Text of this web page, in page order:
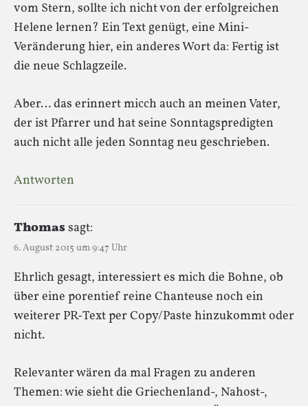
vom Stern, sollte ich nicht von der erfolgreichen
Helene lernen? Ein Text genügt, eine Mini-
Veränderung hier, ein anderes Wort da: Fertig ist
die neue Schlagzeile.
Aber… das erinnert micch auch an meinen Vater,
der ist Pfarrer und hat seine Sonntagspredigten
auch nicht alle jeden Sonntag neu geschrieben.
Antworten
Thomassagt:
6. August 2015 um 9:47 Uhr
Ehrlich gesagt, interessiert es mich die Bohne, ob
über eine porentief reine Chanteuse noch ein
weiterer PR-Text per Copy/Paste hinzukommt oder
nicht.
Relevanter wären da mal Fragen zu anderen
Themen: wie sieht die Griechenland-, Nahost-,